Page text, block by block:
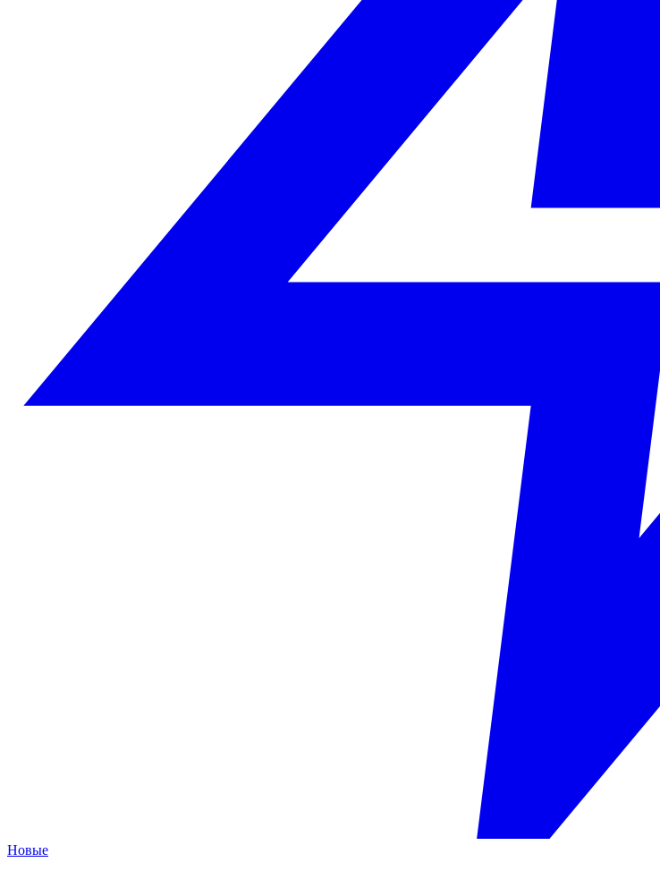
Новые